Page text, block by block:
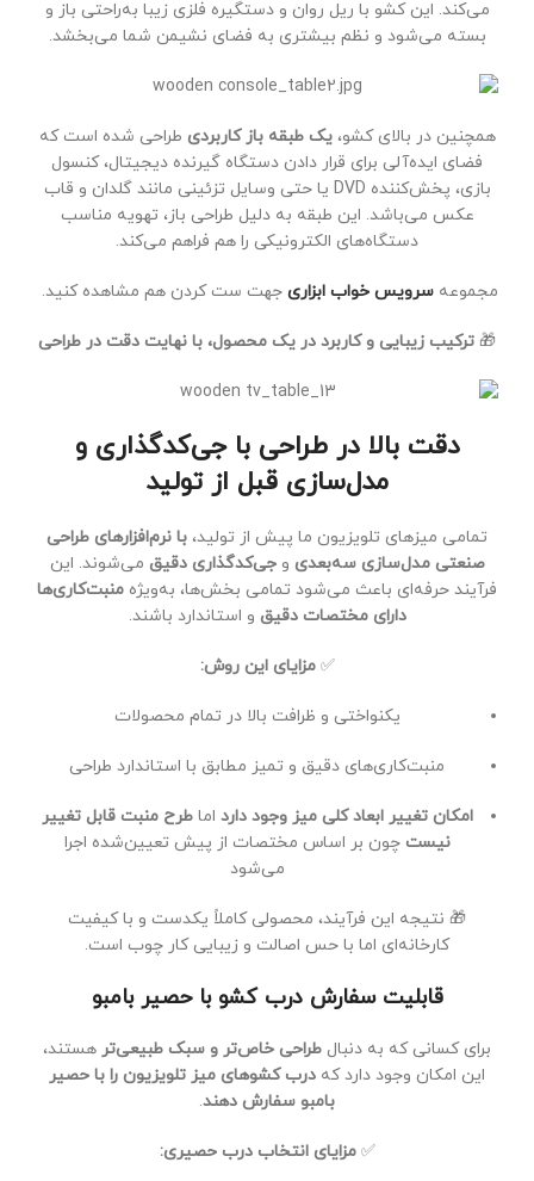
می‌کند. این کشو با ریل روان و دستگیره فلزی زیبا به‌راحتی باز و
بسته می‌شود و نظم بیشتری به فضای نشیمن شما می‌بخشد.
همچنین در بالای کشو،یک طبقه باز کاربردی طراحی شده است که
فضای ایده‌آلی برای قرار دادن دستگاه گیرنده دیجیتال، کنسول
بازی، پخش‌کننده DVD یا حتی وسایل تزئینی مانند گلدان و قاب
عکس می‌باشد. این طبقه به دلیل طراحی باز، تهویه مناسب
دستگاه‌های الکترونیکی را هم فراهم می‌کند.
مجموعه سرویس خواب ابزاری جهت ست کردن هم مشاهده کنید.
🎁 ترکیب زیبایی و کاربرد در یک محصول، با نهایت دقت در طراحی
دقت بالا در طراحی با جی‌کدگذاری و
مدل‌سازی قبل از تولید
تمامی میزهای تلویزیون ما پیش از تولید، با نرم‌افزارهای طراحی
صنعتی مدل‌سازی سه‌بعدی وجی‌کدگذاری دقیق می‌شوند. این
فرآیند حرفه‌ای باعث می‌شود تمامی بخش‌ها، به‌ویژه منبت‌کاری‌ها
دارای مختصات دقیق و استاندارد باشند.
✅مزایای این روش:
یکنواختی و ظرافت بالا در تمام محصولات
منبت‌کاری‌های دقیق و تمیز مطابق با استاندارد طراحی
امکان تغییر ابعاد کلی میز وجود دارد اماطرح منبت قابل تغییر
نیست چون بر اساس مختصات از پیش تعیین‌شده اجرا
می‌شود
🎁 نتیجه این فرآیند، محصولی کاملاً یکدست و با کیفیت
کارخانه‌ای اما با حس اصالت و زیبایی کار چوب است.
قابلیت سفارش درب کشو با حصیر بامبو
برای کسانی که به دنبال طراحی خاص‌تر و سبک طبیعی‌تر هستند،
این امکان وجود دارد که درب کشوهای میز تلویزیون را با حصیر
بامبو سفارش دهند.
✅مزایای انتخاب درب حصیری: